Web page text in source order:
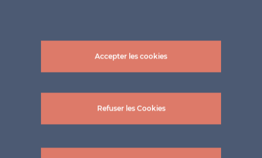
Accepter les cookies
Refuser les Cookies